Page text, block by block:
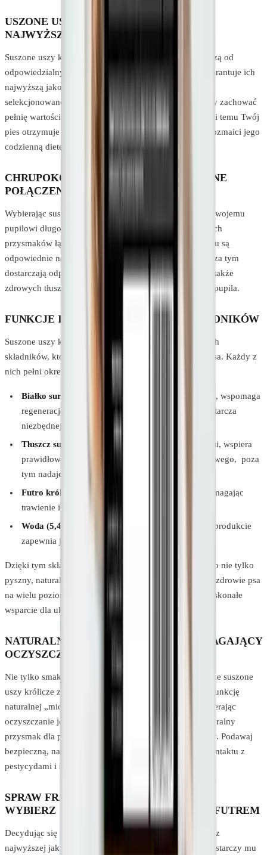
USZONE USZY KRÓLICZE Z FUTREM –
NAJWYŻSZA JAKOŚĆ SKŁADNIKÓW
Suszone uszy królicze z futrem Lincoln Petfood pochodzą od
odpowiedzialnych, certyfikowanych dostawców, co gwarantuje ich
najwyższą jakość. Ponadto każde ucho jest starannie
selekcjonowane i suszone w odpowiedni sposób tak, aby zachować
pełnię wartości odżywczych oraz naturalny smak. Dzięki temu Twój
pies otrzymuje zdrową i bezpieczną przekąskę, która urozmaici jego
codzienną dietę.
CHRUPOKOŚĆ I DELIKATNOŚĆ – IDEALNE
POŁĄCZENIE
Wybierając suszone uszy królicze z futrem zapewniasz swojemu
pupilowi długotrwałą frajdę żucia. Unikalna struktura tych
przysmaków łączy chrupkość i delikatność, dzięki czemu są
odpowiednie nawet dla wrażliwych psów i szczeniąt. Poza tym
dostarczają odpowiednią ilość wartościowego białka, a także
zdrowych tłuszczów, które wspierają rozwój i kondycję pupila.
FUNKCJE I ZALETY KAŻDEGO ZE SKŁADNIKÓW
Suszone uszy królicze z futrem składają się z naturalnych
składników, które mają pozytywny wpływ na zdrowie psa. Każdy z
nich pełni określoną funkcję:
Białko surowe (53,4%)
– kluczowy budulec mięśni, wspomaga
regenerację oraz rozwój organizmu psa, a także dostarcza
niezbędnej energii.
Tłuszcz surowy (41,2%)– to źródło zdrowej energii, wspiera
prawidłowe funkcjonowanie mózgu i układu nerwowego, poza
tym nadaje sierści psa zdrowy blask.
Futro królicze
– działa jak naturalny błonnik wspomagając
trawienie i oczyszczając ponadto jelita.
Woda (5,4%)
– odpowiedni poziom wilgotności w produkcie
zapewnia jego chrupkość oraz ułatwia żucie.
Dzięki tym składnikom suszone uszy królicze z futrem to nie tylko
pyszny, naturalny przysmak dla psa, ale także wspierają zdrowie psa
na wielu poziomach. Ten naturalny gryzak dla psa to doskonałe
wsparcie dla układu trawiennego i diety pupila.
NATURALNY GRYZAK DLA PSA WSPOMAGAJĄCY
OCZYSZCZANIE JELIT
Nie tylko smak, ale i zdrowotne właściwości sprawiają, że suszone
uszy królicze z futrem to doskonały wybór. Futro pełni funkcję
naturalnej „miotełki” dla przewodu pokarmowego, wspierając
oczyszczanie jelit. W związku z tym uszy królika to naturalny
przysmak dla psa, który ma tendencję do skubania trawy. Podawaj
bezpieczną, naturalną alternatywę, eliminując ryzyko kontaktu z
pestycydami i innymi szkodliwymi substancjami.
SPRAW FRAJDĘ SWOJEMU PUPILOWI –
WYBIERZ SUSZONE USZY KRÓLICZE Z FUTREM
Decydując się na nasz naturalny gryzak dl psa, wybierasz
najwyższej jakości naturalny przysmak dla psa, który dostarczy mu